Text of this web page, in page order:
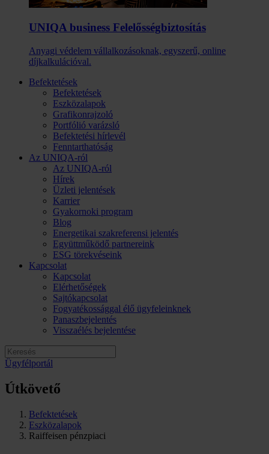
UNIQA business Felelősség­biztosítás
Anyagi védelem vállalkozásoknak, egyszerű, online
díjkalkulációval.
Befektetések
Befektetések
Eszközalapok
Grafikonrajzoló
Portfólió varázsló
Befektetési hírlevél
Fenntarthatóság
Az UNIQA-ról
Az UNIQA-ról
Hírek
Üzleti jelentések
Karrier
Gyakornoki program
Blog
Energetikai szakreferensi jelentés
Együttműködő partnereink
ESG törekvéseink
Kapcsolat
Kapcsolat
Elérhetőségek
Sajtókapcsolat
Fogyatékossággal élő ügyfeleinknek
Panaszbejelentés
Visszaélés bejelentése
Ügyfélportál
Útkövető
Befektetések
Eszközalapok
Raiffeisen pénzpiaci